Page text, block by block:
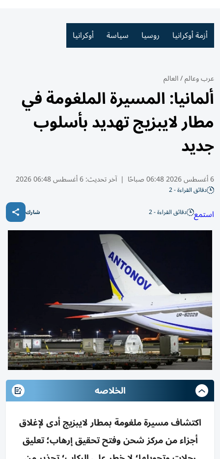
أزمة أوكرانيا روسيا سياسة أوكرانيا
عرب وعالم/العالم
ألمانيا: المسيرة الملغومة في
مطار لايبزيج تهديد بأسلوب
جديد
6 أغسطس 2026 06:48 صباحًا | آخر تحديث:6 أغسطس 06:48 2026
دقائق القراءة - 2
استمع دقائق القراءة - 2 شارك
الخلاصه
اكتشاف مسيرة ملغومة بمطار لايبزيج أدى لإغلاق
أجزاء من مركز شحن وفتح تحقيق إرهاب؛ تعليق